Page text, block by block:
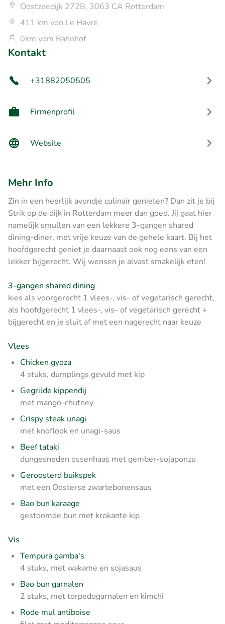
Oostzeedijk 272B, 3063 CA Rotterdam
411 km von Le Havre
0km vom Bahnhof
Kontakt
+31882050505
Firmenprofil
Website
Mehr Info
Zin in een heerlijk avondje culinair genieten? Dan zit je bij
Strik op de dijk in Rotterdam meer dan goed. Jij gaat hier
namelijk smullen van een lekkere 3-gangen shared
dining-diner, met vrije keuze van de gehele kaart. Bij het
hoofdgerecht geniet je daarnaast ook nog eens van een
lekker bijgerecht. Wij wensen je alvast smakelijk eten!
3-gangen shared dining
kies als voorgerecht 1 vlees-, vis- of vegetarisch gerecht,
als hoofdgerecht 1 vlees-, vis- of vegetarisch gerecht +
bijgerecht en je sluit af met een nagerecht naar keuze
Vlees
Chicken gyoza
4 stuks, dumplings gevuld met kip
Gegrilde kippendij
met mango-chutney
Crispy steak unagi
met knoflook en unagi-saus
Beef tataki
dungesneden ossenhaas met gember-sojaponzu
Geroosterd buikspek
met een Oosterse zwartebonensaus
Bao bun karaage
gestoomde bun met krokante kip
Vis
Tempura gamba's
4 stuks, met wakame en sojasaus
Bao bun garnalen
2 stuks, met torpedogarnalen en kimchi
Rode mul antiboise